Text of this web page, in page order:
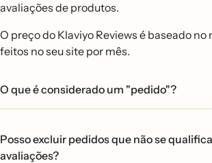
avaliações de produtos.
O preço do Klaviyo Reviews é baseado
feitos no seu site por mês.
O que é considerado um "pedido"?
Posso excluir pedidos que não se
avaliações?